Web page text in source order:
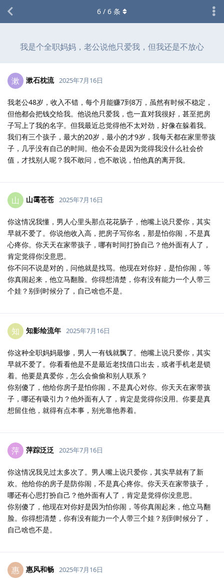
我是个全职妈妈，老公说他只爱我，但我还是不放心
6 / 6 条
漱 漱石枕流 2025年7月16日
我老公48岁，收入不错，每个月能赚7到8万，虽然有时候不稳定，
但他都会把钱交给我。他说他只爱我，也一直对我很好，甚至把房
子写上了我的名字。但我最近总觉得他不太对劲，好像在躲着我。
我们有三个孩子，最大的20岁，最小的才9岁，我每天都在家里带孩
子，几乎没有自己的时间。他会不会是因为觉得我没什么社会价
值，才找别人呢？我不敢问，也不敢说，怕他真的离开我。
山 山霭苍苍 2025年7月16日
你这情况我懂，男人心里头那点花花肠子，他嘴上说只爱你，其实
早就不爱了。你说他收入高，把房子写你名，那是怕你闹，不是真
心疼你。你天天在家带孩子，哪有时间打扮自己？他外面有人了，
肯定觉得你没意思。
你不问不说是对的，问他就是找骂。他现在对你好，是怕你闹，等
你真闹起来，他立马翻脸。你得想清楚，你有没有能力一个人带三
个娃？别到时候分了，自己啥也不是。
知 知影绘流年 2025年7月16日
你这种全职妈妈最惨，男人一有钱就飘了。他嘴上说只爱你，其实
早就不爱了。你看看他是不是最近老找借口出去，或者手机老是锁
着。他要是真爱你，怎么会偷偷和别人联系？
你别傻了，他给你房子是怕你闹，不是真心对你。你天天在家带孩
子，哪还有吸引力？他外面有人了，肯定是觉得你没用。你要是真
想留住他，就得有点本事，别光靠他养着。
萍 萍踪泛泛 2025年7月16日
你这情况我见过太多次了。男人嘴上说只爱你，其实早就有了新
欢。他给你的房子是防你闹，不是真心疼你。你天天在家带孩子，
哪还有心思打扮自己？他外面有人了，肯定是觉得你没意思。
你别傻了，他现在对你好是因为怕你闹，等你真闹起来，他立马翻
脸。你得想清楚，你有没有能力一个人带三个娃？别到时候分了，
自己啥也不是。
惠 惠风和畅 2025年7月16日